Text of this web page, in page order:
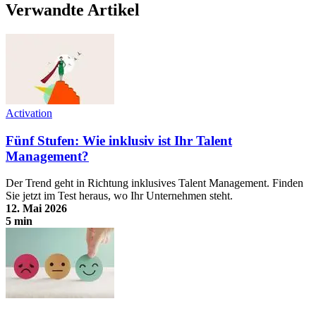
Verwandte Artikel
Activation
Fünf Stufen: Wie inklusiv ist Ihr Talent
Management?
Der Trend geht in Richtung inklusives Talent Management. Finden
Sie jetzt im Test heraus, wo Ihr Unternehmen steht.
12. Mai 2026
5 min
Fünf Stufen: Wie inklusiv ist Ihr Talent Management?